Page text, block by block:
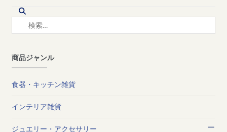
索:
商品ジャンル
食器・キッチン雑貨
インテリア雑貨
ジュエリー・アクセサリー